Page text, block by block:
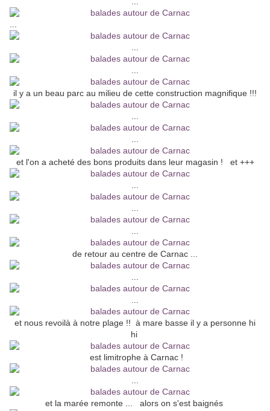
il y a un beau parc au milieu de cette construction magnifique !!!
et l'on a acheté des bons produits dans leur magasin ! et +++
de retour au centre de Carnac ...
et nous revoilà à notre plage !! à mare basse il y a personne hi
hi
est limitrophe à Carnac !
et la marée remonte ... alors on s'est baignés